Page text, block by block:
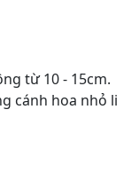
từ 10 - 15cm.
cánh hoa nhỏ li